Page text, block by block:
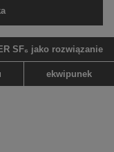
gazu
do pracy mobilnej
akumulatorowi
SF₆ jako rozwiązanie
ekwipunek